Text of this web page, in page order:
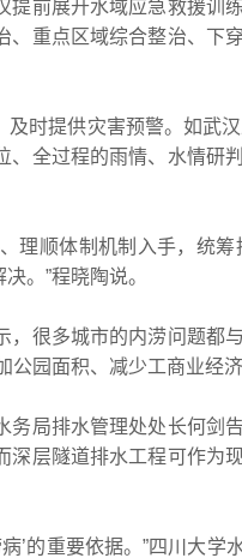
前展开水域应急救援训
重点区域综合整治、下
时提供灾害预警。如武汉
全过程的雨情、水情研
顺体制机制入手，统筹
。”程晓陶说。
多城市的内涝问题都与
公园面积、减少工商业经
局排水管理处处长何剑
层隧道排水工程可作为
的重要依据。”四川大学